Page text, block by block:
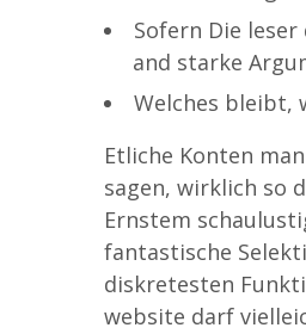
Sofern Die
and starke
Welches bleibt,
Etliche Konten
sagen, wirklich so
Ernstem
fantastische
diskretesten
website darf